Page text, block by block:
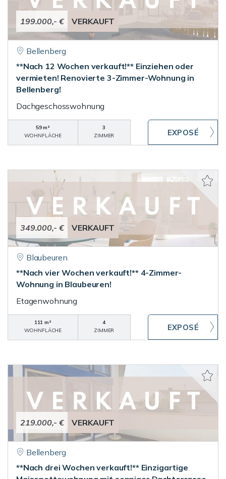
199.000,- € VERKAUFT
Bellenberg
**Nach 12 Wochen verkauft!** Einziehen oder
vermieten! Renovierte 3-Zimmer-Wohnung in
Bellenberg!
Dachgeschosswohnung
59 m²
WOHNFLÄCHE
3
ZIMMER
349.000,- € VERKAUFT
Blaubeuren
**Nach vier Wochen verkauft!** 4-Zimmer-
Wohnung in Blaubeuren!
Etagenwohnung
111 m²
WOHNFLÄCHE
4
ZIMMER
219.000,- € VERKAUFT
Bellenberg
**Nach drei Wochen verkauft!** Einzigartige